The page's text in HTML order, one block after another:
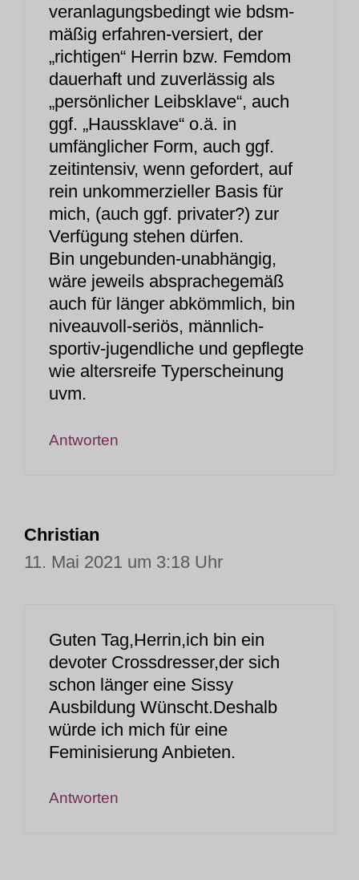
veranlagungsbedingt wie bdsm-
mäßig erfahren-versiert, der
„richtigen“ Herrin bzw. Femdom
dauerhaft und zuverlässig als
„persönlicher Leibsklave“, auch
ggf. „Haussklave“ o.ä. in
umfänglicher Form, auch ggf.
zeitintensiv, wenn gefordert, auf
rein unkommerzieller Basis für
mich, (auch ggf. privater?) zur
Verfügung stehen dürfen.
Bin ungebunden-unabhängig,
wäre jeweils absprachegemäß
auch für länger abkömmlich, bin
niveauvoll-seriös, männlich-
sportiv-jugendliche und gepflegte
wie altersreife Typerscheinung
uvm.
Antworten
Christian
11. Mai 2021 um 3:18 Uhr
Guten Tag,Herrin,ich bin ein
devoter Crossdresser,der sich
schon länger eine Sissy
Ausbildung Wünscht.Deshalb
würde ich mich für eine
Feminisierung Anbieten.
Antworten